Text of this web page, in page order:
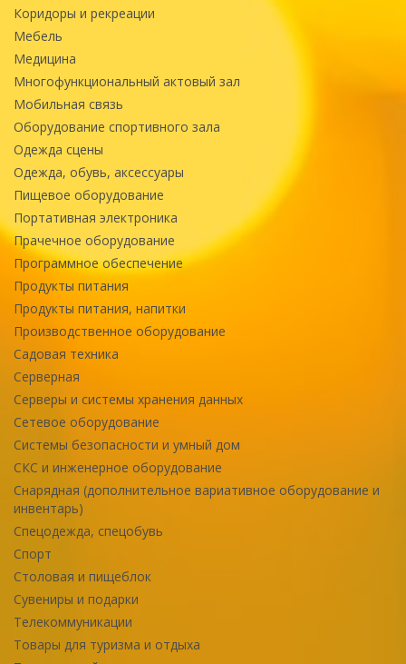
Коридоры и рекреации
Мебель
Медицина
Многофункциональный актовый зал
Мобильная связь
Оборудование спортивного зала
Одежда сцены
Одежда, обувь, аксессуары
Пищевое оборудование
Портативная электроника
Прачечное оборудование
Программное обеспечение
Продукты питания
Продукты питания, напитки
Производственное оборудование
Садовая техника
Серверная
Серверы и системы хранения данных
Сетевое оборудование
Системы безопасности и умный дом
СКС и инженерное оборудование
Снарядная (дополнительное вариативное оборудование и
инвентарь)
Спецодежда, спецобувь
Спорт
Столовая и пищеблок
Сувениры и подарки
Телекоммуникации
Товары для туризма и отдыха